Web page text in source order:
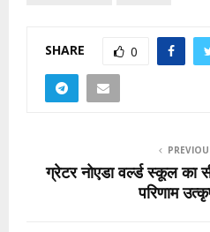
SHARE 0
ग्रेटर नोएडा वर्ल्ड स्कूल का
परिणाम